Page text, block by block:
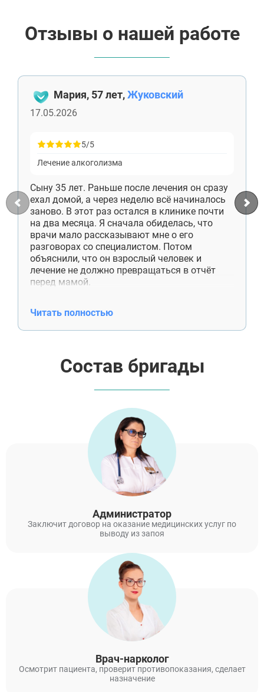
Отзывы о нашей работе
Мария, 57 лет,Жуковский
17.05.2026
5/5
Лечение алкоголизма
Сыну 35 лет. Раньше после лечения он сразу
ехал домой, а через неделю всё начиналось
заново. В этот раз остался в клинике почти
на два месяца. Я сначала обиделась, что
врачи мало рассказывают мне о его
разговорах со специалистом. Потом
объяснили, что он взрослый человек и
лечение не должно превращаться в отчёт
перед мамой.
Денег больше не просит. Недавно сам купил
отцу лекарства, хотя раньше даже не
поняла, что помощь — это не постоянные
проверки и спасение от каждой
Читать полностью
Состав бригады
Администратор
Заключит договор на оказание медицинских услуг по
выводу из запоя
Врач-нарколог
Осмотрит пациента, проверит противопоказания, сделает
назначение
Волоколамск
Озёры
Голицыно
Рошаль
Хотьково
Пущино
Черноголовка
Талдом
Краснозаводск
Яхрома
Белоозёрский
Высоковск
Дрезна
Пересвет